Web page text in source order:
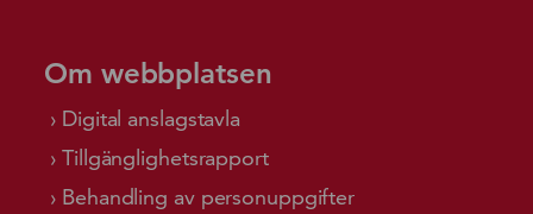
Om webbplatsen
Digital anslagstavla
Tillgänglighetsrapport
Behandling av personuppgifter